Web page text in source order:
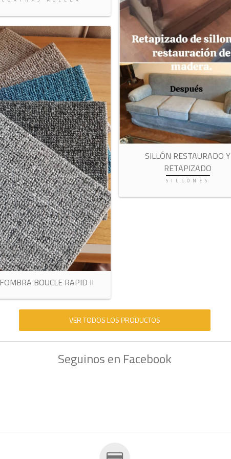
SILLÓN RESTAURADO Y
RETAPIZADO
SILLONES
BOUCLE RAPID II
VER TODOS LOS PRODUCTOS
Seguinos en Facebook